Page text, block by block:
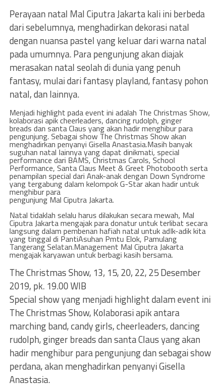
Perayaan natal Mal Ciputra Jakarta kali ini berbeda
dari sebelumnya, menghadirkan dekorasi natal
dengan nuansa pastel yang keluar dari warna natal
pada umumnya. Para pengunjung akan diajak
merasakan natal seolah di dunia yang penuh
fantasy, mulai dari fantasy playland, fantasy pohon
natal, dan Iainnya.
Menjadi highlight pada event ini adalah The Christmas Show,
kolaborasi apik cheerleaders, dancing rudolph, ginger
breads dan santa Claus yang akan hadir menghibur para
pengunjung. Sebagai show The Christmas Show akan
menghadirkan penyanyi Gisella Anastasia.Masih banyak
suguhan natal Iainnya yang dapat dinikmati, special
performance dari BAMS, Christmas Carols, School
Performance, Santa Claus Meet & Greet Photobooth serta
penampilan special dari Anak-anak dengan Down Syndrome
yang tergabung dalam kelompok G-Star akan hadir untuk
menghibur para
pengunjung Mal Ciputra Jakarta.
Natal tidaklah selalu harus dilakukan secara mewah, Mal
Ciputra Jakarta mengajak para donatur untuk terlibat secara
langsung dalam pembenan hafiah natal untuk adIk-adik kita
yang tinggal di PantiAsuhan Pmtu Elok, Pamulang
Tangerang Selatan.Management Mal Ciputra Jakarta
mengajak karyawan untuk berbagi kasih bersama.
The Christmas Show, 13, 15, 20, 22, 25 Desember
2019, pk. 19.00 WIB
Special show yang menjadi highlight dalam event ini
The Christmas Show, Kolaborasi apik antara
marching band, candy girls, cheerleaders, dancing
rudolph, ginger breads dan santa Claus yang akan
hadir menghibur para pengunjung dan sebagai show
perdana, akan menghadirkan penyanyi Gisella
Anastasia.